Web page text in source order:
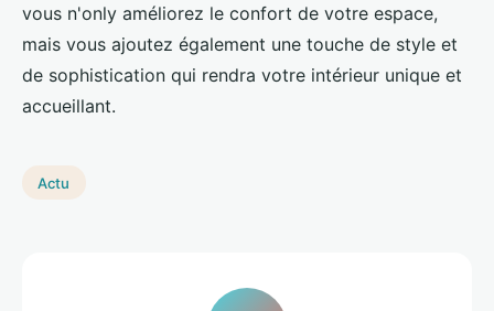
vous n'only améliorez le confort de votre espace,
mais vous ajoutez également une touche de style et
de sophistication qui rendra votre intérieur unique et
accueillant.
Actu